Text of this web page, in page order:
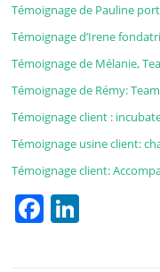
Témoignage de Pauline
Témoignage d’Irene
Témoignage de Mélanie,
Témoignage de Rémy:
Témoignage client :
Témoignage usine client:
Témoignage client:
F